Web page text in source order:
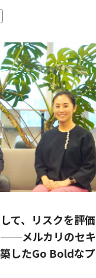
て、リスクを評価
──メルカリのセキ
したGo Boldなプ